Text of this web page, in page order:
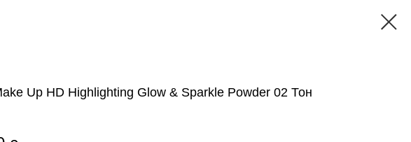
Up HD Highlighting Glow & Sparkle Powder 02 Тон